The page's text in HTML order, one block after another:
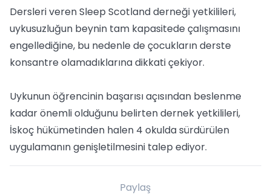
Dersleri veren Sleep Scotland derneği yetkilileri,
uykusuzluğun beynin tam kapasitede çalışmasını
engellediğine, bu nedenle de çocukların derste
konsantre olamadıklarına dikkati çekiyor.
Uykunun öğrencinin başarısı açısından beslenme
kadar önemli olduğunu belirten dernek yetkilileri,
İskoç hükümetinden halen 4 okulda sürdürülen
uygulamanın genişletilmesini talep ediyor.
Paylaş